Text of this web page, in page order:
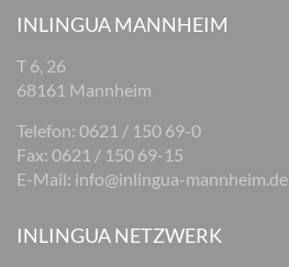
INLINGUA MANNHEIM
T 6, 26
68161 Mannheim
Telefon: 0621 / 150 69-0
Fax: 0621 / 150 69-15
E-Mail: info@inlingua-mannheim.de
INLINGUA NETZWERK